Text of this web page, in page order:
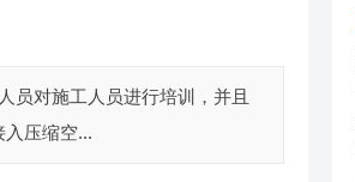
员对施工人员进行培训，并且
压缩空...